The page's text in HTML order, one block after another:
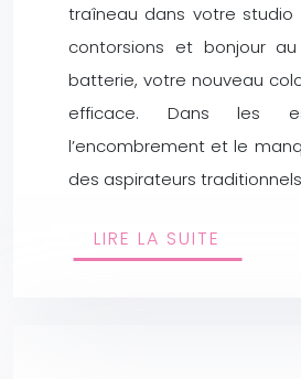
traîneau dans votre studio
contorsions et bonjour
batterie, votre nouveau
efficace. Dans les
l’encombrement et le
des aspirateurs
LIRE LA SUITE